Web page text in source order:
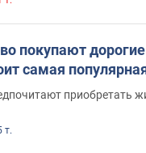
покупают
самая
приобретать
т.